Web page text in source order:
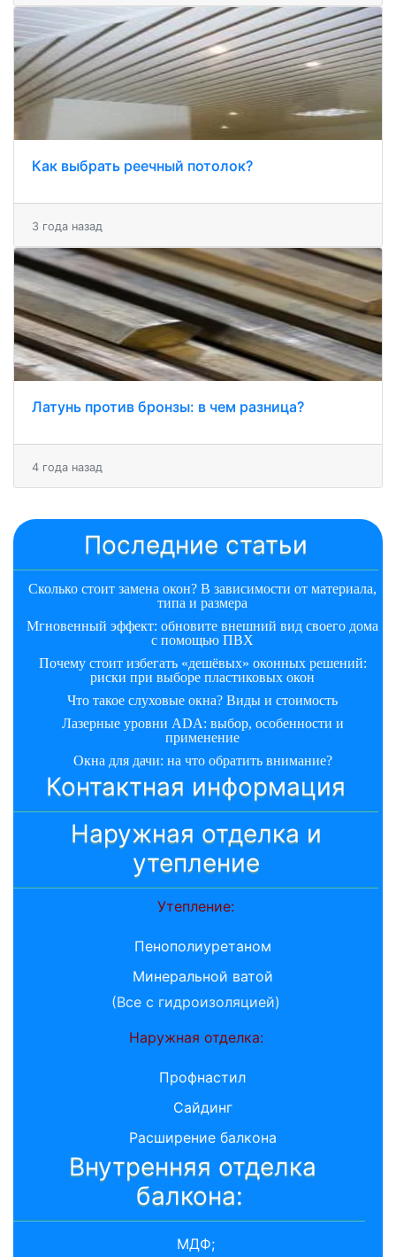
Как выбрать реечный потолок?
3 года назад
Латунь против бронзы: в чем разница?
4 года назад
Последние статьи
Сколько стоит замена окон? В зависимости от материала,
типа и размера
Мгновенный эффект: обновите внешний вид своего дома
с помощью ПВХ
Почему стоит избегать «дешёвых» оконных решений:
риски при выборе пластиковых окон
Что такое слуховые окна? Виды и стоимость
Лазерные уровни ADA: выбор, особенности и
применение
Окна для дачи: на что обратить внимание?
Контактная информация
Наружная отделка и
утепление
Утепление:
Пенополиуретаном
Минеральной ватой
(Все с гидроизоляцией)
Наружная отделка:
Профнастил
Сайдинг
Расширение балкона
Внутренняя отделка
балкона:
МДФ;